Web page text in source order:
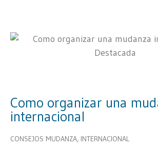
Como organizar una
internacional
CONSEJOS MUDANZA, INTERNACIONAL